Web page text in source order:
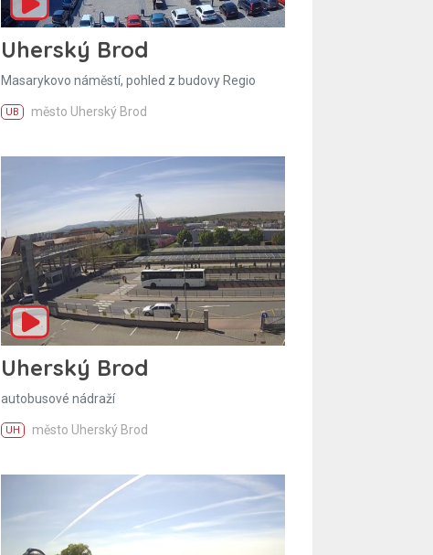
Uherský Brod
Masarykovo náměstí, pohled z budovy Regio
UB město Uherský Brod
Uherský Brod
autobusové nádraží
UH město Uherský Brod